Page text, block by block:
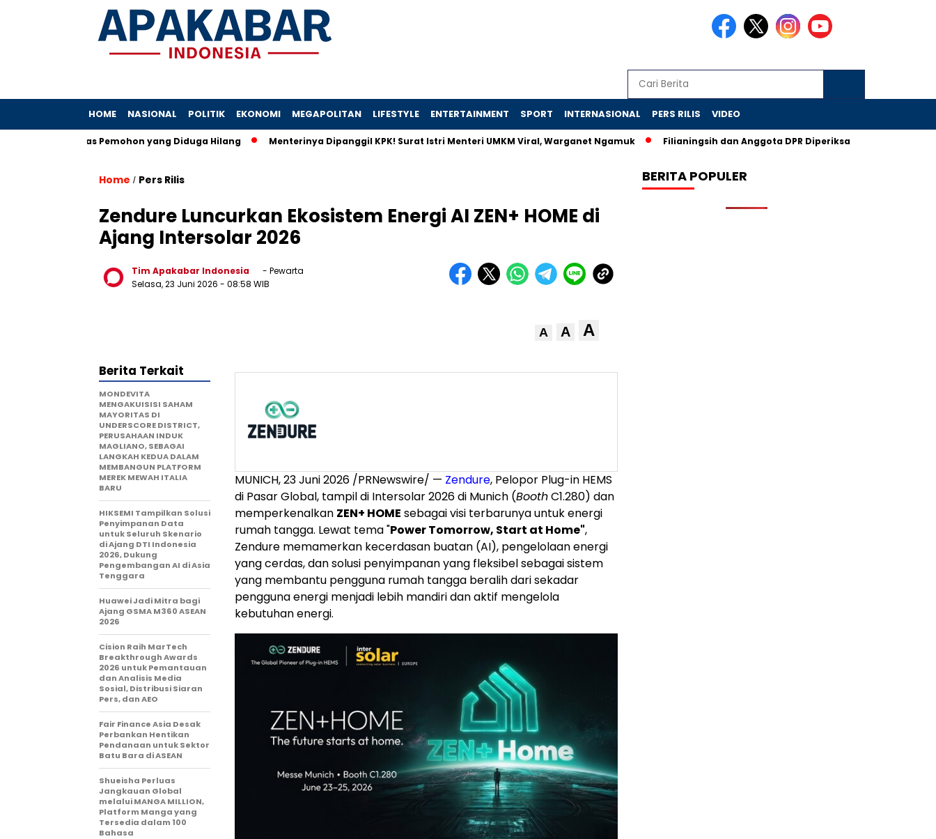
HOME NASIONAL POLITIK EKONOMI MEGAPOLITAN LIFESTYLE ENTERTAINMENT SPORT INTERNASIONAL PERS RILIS VIDEO
Berkas Pemohon yang Diduga Hilang Menterinya Dipanggil KPK! Surat Istri Menteri UMKM Viral, Warganet Ngamuk Filianingsih dan Anggota DPR Diperiksa, CSR BI Diusut KPK
Home / Pers Rilis
Zendure Luncurkan Ekosistem Energi AI ZEN+ HOME di
Ajang Intersolar 2026
Tim Apakabar Indonesia
- Pewarta
Selasa, 23 Juni 2026 - 08:58 WIB
A A A
MUNICH, 23 Juni 2026 /PRNewswire/ — Zendure, Pelopor Plug-in HEMS
di Pasar Global, tampil di Intersolar 2026 di Munich (BoothC1.280) dan
memperkenalkan ZEN+ HOME sebagai visi terbarunya untuk energi
rumah tangga. Lewat tema "Power Tomorrow, Start at Home",
Zendure memamerkan kecerdasan buatan (AI), pengelolaan energi
yang cerdas, dan solusi penyimpanan yang fleksibel sebagai sistem
yang membantu pengguna rumah tangga beralih dari sekadar
pengguna energi menjadi lebih mandiri dan aktif mengelola
kebutuhan energi.
Berita Terkait
MONDEVITA
MENGAKUISISI SAHAM
MAYORITAS DI
UNDERSCORE DISTRICT,
PERUSAHAAN INDUK
MAGLIANO, SEBAGAI
LANGKAH KEDUA DALAM
MEMBANGUN PLATFORM
MEREK MEWAH ITALIA
BARU
HIKSEMI Tampilkan Solusi
Penyimpanan Data
untuk Seluruh Skenario
di Ajang DTI Indonesia
2026, Dukung
Pengembangan AI di Asia
Tenggara
Huawei Jadi Mitra bagi
Ajang GSMA M360 ASEAN
2026
Cision Raih MarTech
Breakthrough Awards
2026 untuk Pemantauan
dan Analisis Media
Sosial, Distribusi Siaran
Pers, dan AEO
Fair Finance Asia Desak
Perbankan Hentikan
Pendanaan untuk Sektor
Batu Bara di ASEAN
Shueisha Perluas
Jangkauan Global
melalui MANGA MILLION,
Platform Manga yang
Tersedia dalam 100
Bahasa
BERITA POPULER